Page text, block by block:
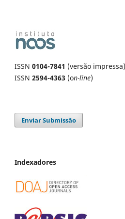
ISSN 0104-7841 (versão impressa)
ISSN 2594-4363 (on-line)
Enviar Submissão
Indexadores